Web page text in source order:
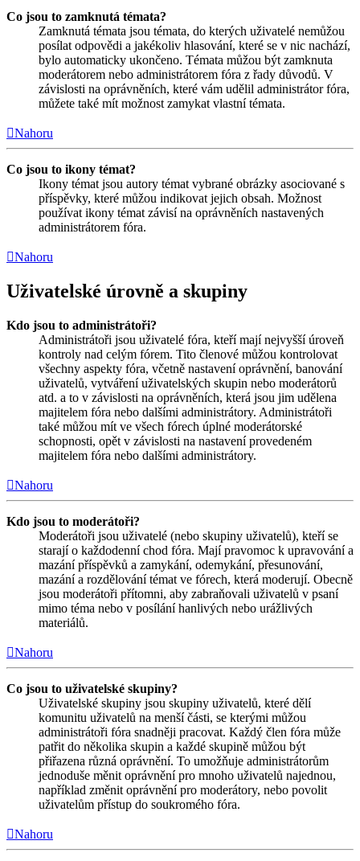
Co jsou to zamknutá témata?
Zamknutá témata jsou témata, do kterých uživatelé nemůžou
posílat odpovědi a jakékoliv hlasování, které se v nic nachází,
bylo automaticky ukončeno. Témata můžou být zamknuta
moderátorem nebo administrátorem fóra z řady důvodů. V
závislosti na oprávněních, které vám udělil administrátor fóra,
můžete také mít možnost zamykat vlastní témata.
Nahoru
Co jsou to ikony témat?
Ikony témat jsou autory témat vybrané obrázky asociované s
příspěvky, které můžou indikovat jejich obsah. Možnost
používat ikony témat závisí na oprávněních nastavených
administrátorem fóra.
Nahoru
Uživatelské úrovně a skupiny
Kdo jsou to administrátoři?
Administrátoři jsou uživatelé fóra, kteří mají nejvyšší úroveň
kontroly nad celým fórem. Tito členové můžou kontrolovat
všechny aspekty fóra, včetně nastavení oprávnění, banování
uživatelů, vytváření uživatelských skupin nebo moderátorů
atd. a to v závislosti na oprávněních, která jsou jim udělena
majitelem fóra nebo dalšími administrátory. Administrátoři
také můžou mít ve všech fórech úplné moderátorské
schopnosti, opět v závislosti na nastavení provedeném
majitelem fóra nebo dalšími administrátory.
Nahoru
Kdo jsou to moderátoři?
Moderátoři jsou uživatelé (nebo skupiny uživatelů), kteří se
starají o každodenní chod fóra. Mají pravomoc k upravování a
mazání příspěvků a zamykání, odemykání, přesunování,
mazání a rozdělování témat ve fórech, která moderují. Obecně
jsou moderátoři přítomni, aby zabraňovali uživatelů v psaní
mimo téma nebo v posílání hanlivých nebo urážlivých
materiálů.
Nahoru
Co jsou to uživatelské skupiny?
Uživatelské skupiny jsou skupiny uživatelů, které dělí
komunitu uživatelů na menší části, se kterými můžou
administrátoři fóra snadněji pracovat. Každý člen fóra může
patřit do několika skupin a každé skupině můžou být
přiřazena různá oprávnění. To umožňuje administrátorům
jednoduše měnit oprávnění pro mnoho uživatelů najednou,
například změnit oprávnění pro moderátory, nebo povolit
uživatelům přístup do soukromého fóra.
Nahoru